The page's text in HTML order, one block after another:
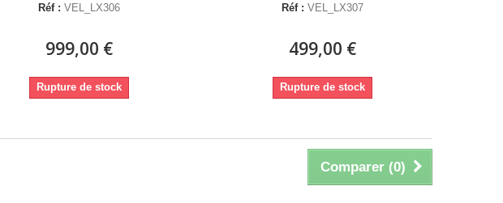
Réf : VEL_LX306
999,00 €
Rupture de stock
Réf : VEL_LX307
499,00 €
Rupture de stock
Comparer (0)